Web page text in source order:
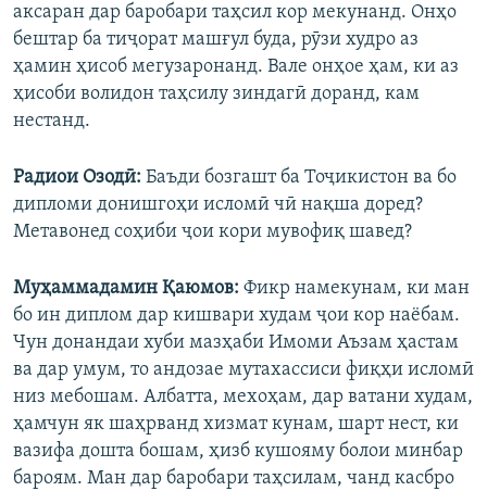
аксаран дар баробари таҳсил кор мекунанд. Онҳо
бештар ба тиҷорат машғул буда, рӯзи худро аз
ҳамин ҳисоб мегузаронанд. Вале онҳое ҳам, ки аз
ҳисоби волидон таҳсилу зиндагӣ доранд, кам
нестанд.
Радиои Озодӣ: Баъди бозгашт ба Тоҷикистон ва бо
дипломи донишгоҳи исломӣ чӣ нақша доред?
Метавонед соҳиби ҷои кори мувофиқ шавед?
Муҳаммадамин Қаюмов: Фикр намекунам, ки ман
бо ин диплом дар кишвари худам ҷои кор наёбам.
Чун донандаи хуби мазҳаби Имоми Аъзам ҳастам
ва дар умум, то андозае мутахассиси фиқҳи исломӣ
низ мебошам. Албатта, мехоҳам, дар ватани худам,
ҳамчун як шаҳрванд хизмат кунам, шарт нест, ки
вазифа дошта бошам, ҳизб кушояму болои минбар
бароям. Ман дар баробари таҳсилам, чанд касбро